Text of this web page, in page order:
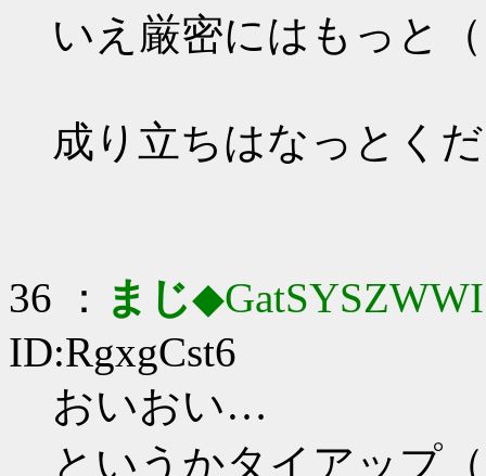
いえ厳密にはもっと
成り立ちはなっとく
36 ： まじ◆GatSYSZWWI
ID:RgxgCst6
おいおい…
というかタイアップ